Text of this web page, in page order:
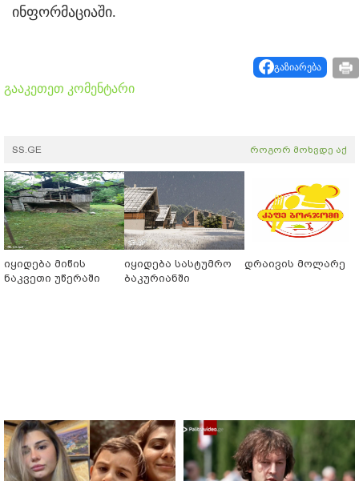
ინფორმაციაში.
გაზიარება
გააკეთეთ კომენტარი
SS.GE როგორ მოხვდე აქ
იყიდება მიწის
ნაკვეთი უწერაში
იყიდება სასტუმრო
ბაკურიანში
დრაივის მოლარე